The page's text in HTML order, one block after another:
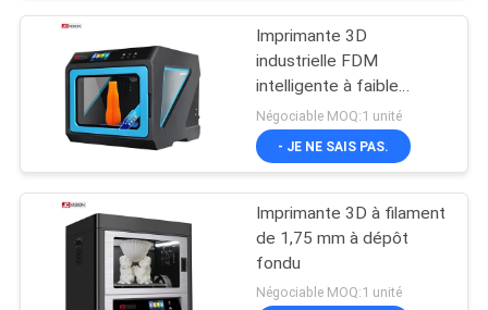
DE
L'USINE
CONTRÔLE
LA
QUALITÉ
Affichage de mur
visuel d'affichage à
cristaux liquides
Imprimante 3D
industrielle FDM
intelligente à faible
friction AC110V
Négociable MOQ:1 unité
- JE NE SAIS PAS.
Imprimante 3D à filament
de 1,75 mm à dépôt
fondu
Négociable MOQ:1 unité